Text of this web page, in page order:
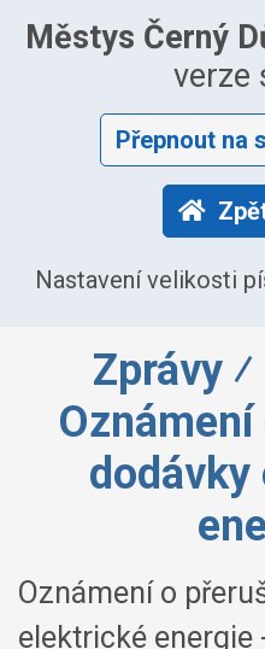
Městys Černý
verze
Přepnout na
Nastavení velikosti
Zprávy
Oznámení o
elektrické energie